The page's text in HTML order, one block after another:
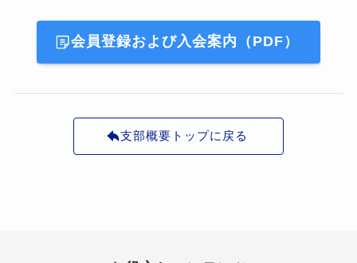
会員登録および入会案内（PDF）
支部概要トップに戻る